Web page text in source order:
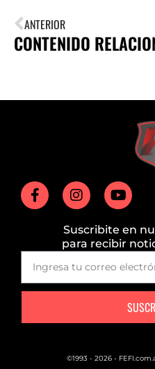
ANTERIOR
CONTENIDO
Suscribite en
para recibir
©1993 - 2026 -